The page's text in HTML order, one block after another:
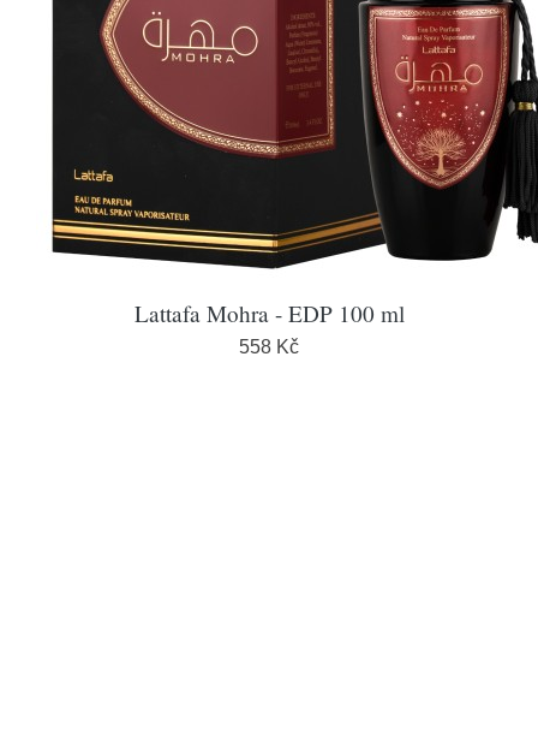
Lattafa Mohra - EDP 100 ml
558 Kč